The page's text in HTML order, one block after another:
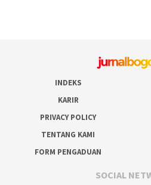
INDEKS
KARIR
PRIVACY POLICY
TENTANG KAMI
FORM PENGADUAN
SOCIAL